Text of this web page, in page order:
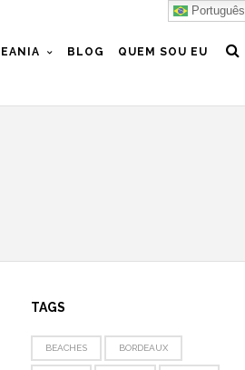
BLOG QUEM SOU EU
TAGS
BEACHES BORDEAUX
Português